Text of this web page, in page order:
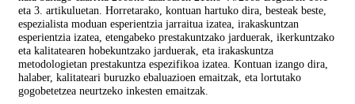
eta 3. artikuluetan. Horretarako, kontuan hartuko dira, besteak beste,
espezialista moduan esperientzia jarraitua izatea, irakaskuntzan
esperientzia izatea, etengabeko prestakuntzako jarduerak, ikerkuntzako
eta kalitatearen hobekuntzako jarduerak, eta irakaskuntza
metodologietan prestakuntza espezifikoa izatea. Kontuan izango dira,
halaber, kalitateari buruzko ebaluazioen emaitzak, eta lortutako
gogobetetzea neurtzeko inkesten emaitzak.